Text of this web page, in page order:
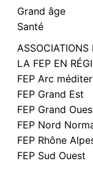
Grand âge
Santé
ASSOCIATIONS
LA FEP EN
FEP Arc
FEP Grand Est
FEP Grand
FEP Nord
FEP Rhône
FEP Sud Ouest